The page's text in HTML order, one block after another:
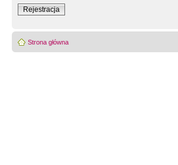
Rejestracja
Strona główna